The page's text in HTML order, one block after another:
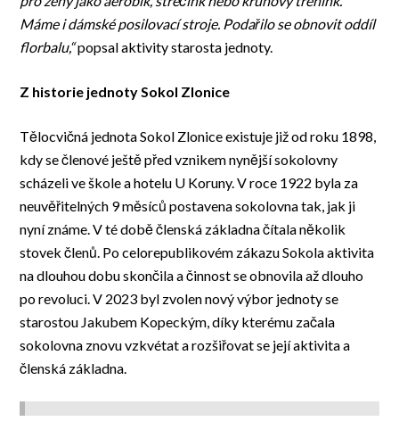
Máme i dámské posilovací stroje. Podařilo se obnovit oddíl
florbalu,“popsal aktivity starosta jednoty.
Z historie jednoty Sokol Zlonice
Tělocvičná jednota Sokol Zlonice existuje již od roku 1898,
kdy se členové ještě před vznikem nynější sokolovny
scházeli ve škole a hotelu U Koruny. V roce 1922 byla za
neuvěřitelných 9 měsíců postavena sokolovna tak, jak ji
nyní známe. V té době členská základna čítala několik
stovek členů. Po celorepublikovém zákazu Sokola aktivita
na dlouhou dobu skončila a činnost se obnovila až dlouho
po revoluci. V 2023 byl zvolen nový výbor jednoty se
starostou Jakubem Kopeckým, díky kterému začala
sokolovna znovu vzkvétat a rozšiřovat se její aktivita a
členská základna.